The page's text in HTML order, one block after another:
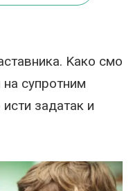
Kако смо
супротним
задатак и